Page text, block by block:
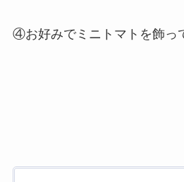
④お好みでミニトマトを飾っ